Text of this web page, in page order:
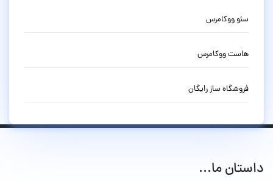
سئو ووکامرس
هاست ووکامرس
فروشگاه ساز رایگان
داستان ما...